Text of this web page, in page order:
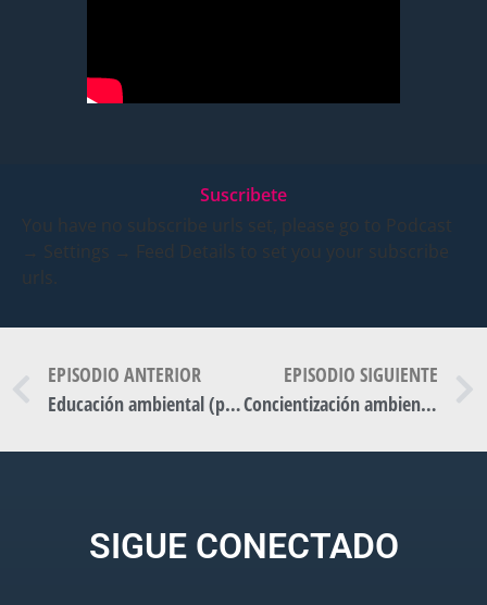
Suscribete
You have no subscribe urls set, please go to Podcast
→ Settings → Feed Details to set you your subscribe
urls.
EPISODIO ANTERIOR
Educación ambiental (parte II). Modern Bay Ep.2 T.2
EPISODIO SIGUIENTE
Concientización ambiental (parte II). Modern Bay Ep 4. T2
SIGUE CONECTADO